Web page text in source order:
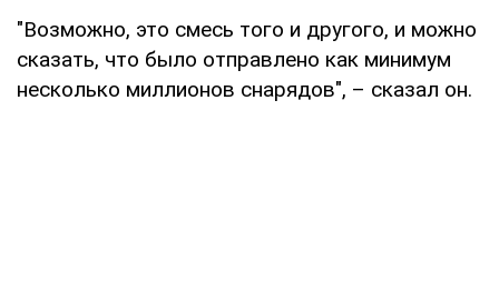
"Возможно, это смесь того и другого, и можно
сказать, что было отправлено как минимум
несколько миллионов снарядов", – сказал он.